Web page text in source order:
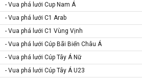
- Vua phá lưới Cup Nam Á
- Vua phá lưới C1 Arab
- Vua phá lưới C1 Vùng Vịnh
- Vua phá lưới Cúp Bãi Biển Châu Á
- Vua phá lưới Cúp Tây Á Nữ
- Vua phá lưới Cúp Tây Á U23